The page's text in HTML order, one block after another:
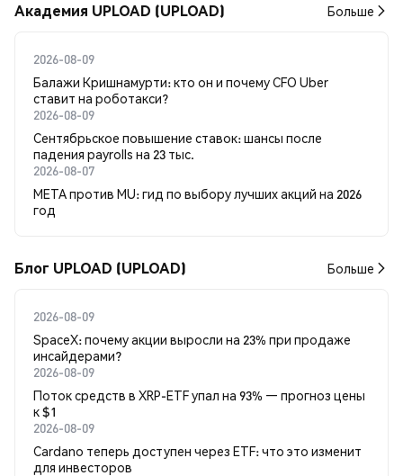
Академия UPLOAD (UPLOAD) Больше
2026-08-09
Балажи Кришнамурти: кто он и почему CFO Uber
ставит на роботакси?
2026-08-09
Сентябрьское повышение ставок: шансы после
падения payrolls на 23 тыс.
2026-08-07
META против MU: гид по выбору лучших акций на 2026
год
Блог UPLOAD (UPLOAD) Больше
2026-08-09
SpaceX: почему акции выросли на 23% при продаже
инсайдерами?
2026-08-09
Поток средств в XRP-ETF упал на 93% — прогноз цены
к $1
2026-08-09
Cardano теперь доступен через ETF: что это изменит
для инвесторов